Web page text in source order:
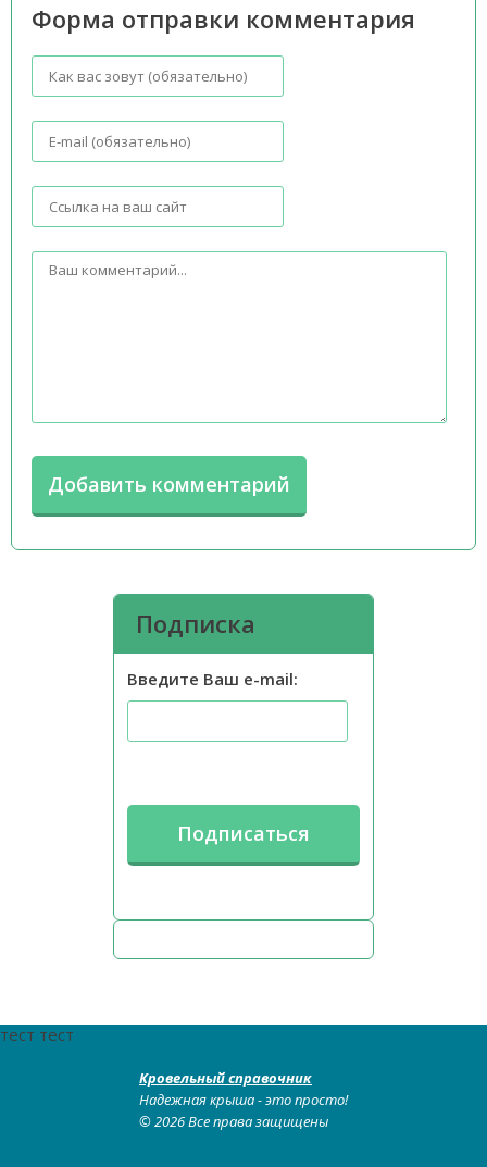
Форма отправки комментария
Подписка
Введите Ваш e-mail:
тест тест
Кровельный справочник
Надежная крыша - это просто!
© 2026 Все права защищены